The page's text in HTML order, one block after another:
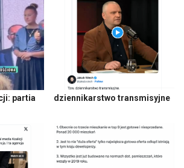
partia
dziennikarstwo transmisyjne